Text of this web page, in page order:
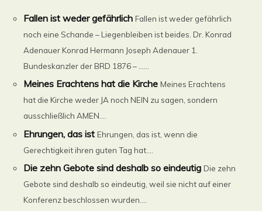
Fallen ist weder gefährlich Fallen ist weder gefährlich
noch eine Schande – Liegenbleiben ist beides. Dr. Konrad
Adenauer Konrad Hermann Joseph Adenauer 1.
Bundeskanzler der BRD 1876 – ......
Meines Erachtens hat die Kirche Meines Erachtens
hat die Kirche weder JA noch NEIN zu sagen, sondern
ausschließlich AMEN....
Ehrungen, das ist Ehrungen, das ist, wenn die
Gerechtigkeit ihren guten Tag hat....
Die zehn Gebote sind deshalb so eindeutig Die zehn
Gebote sind deshalb so eindeutig, weil sie nicht auf einer
Konferenz beschlossen wurden....